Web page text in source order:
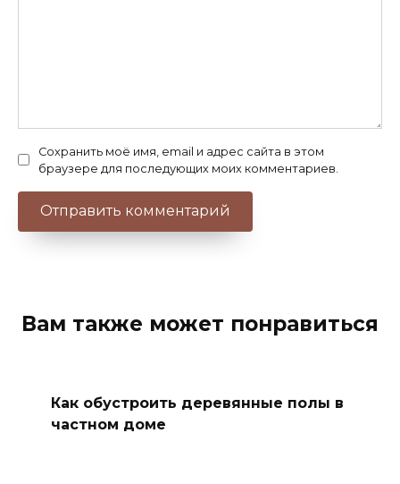
Сохранить моё имя, email и адрес сайта в этом
браузере для последующих моих комментариев.
Вам также может понравиться
Как обустроить деревянные полы в
частном доме